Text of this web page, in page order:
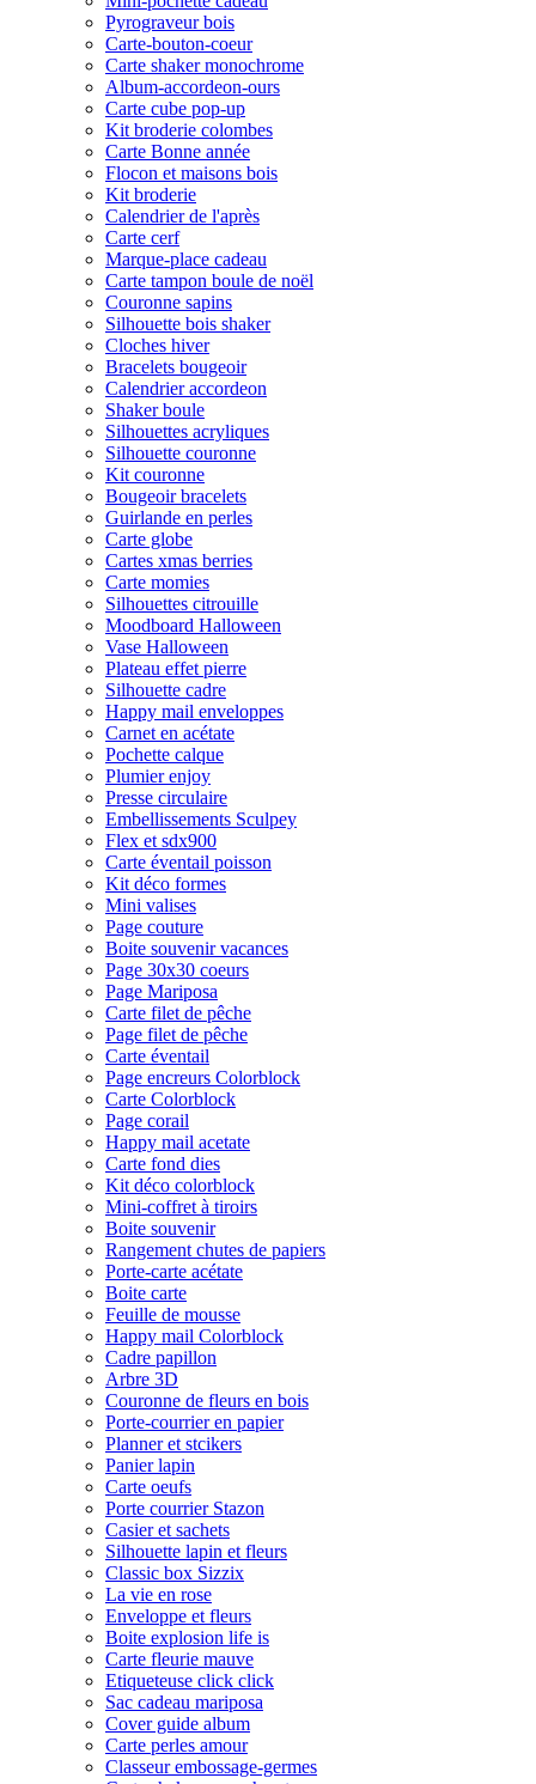
Pyrograveur bois
Carte-bouton-coeur
Carte shaker monochrome
Album-accordeon-ours
Carte cube pop-up
Kit broderie colombes
Carte Bonne année
Flocon et maisons bois
Kit broderie
Calendrier de l'après
Carte cerf
Marque-place cadeau
Carte tampon boule de noël
Couronne sapins
Silhouette bois shaker
Cloches hiver
Bracelets bougeoir
Calendrier accordeon
Shaker boule
Silhouettes acryliques
Silhouette couronne
Kit couronne
Bougeoir bracelets
Guirlande en perles
Carte globe
Cartes xmas berries
Carte momies
Silhouettes citrouille
Moodboard Halloween
Vase Halloween
Plateau effet pierre
Silhouette cadre
Happy mail enveloppes
Carnet en acétate
Pochette calque
Plumier enjoy
Presse circulaire
Embellissements Sculpey
Flex et sdx900
Carte éventail poisson
Kit déco formes
Mini valises
Page couture
Boite souvenir vacances
Page 30x30 coeurs
Page Mariposa
Carte filet de pêche
Page filet de pêche
Carte éventail
Page encreurs Colorblock
Carte Colorblock
Page corail
Happy mail acetate
Carte fond dies
Kit déco colorblock
Mini-coffret à tiroirs
Boite souvenir
Rangement chutes de papiers
Porte-carte acétate
Boite carte
Feuille de mousse
Happy mail Colorblock
Cadre papillon
Arbre 3D
Couronne de fleurs en bois
Porte-courrier en papier
Planner et stcikers
Panier lapin
Carte oeufs
Porte courrier Stazon
Casier et sachets
Silhouette lapin et fleurs
Classic box Sizzix
La vie en rose
Enveloppe et fleurs
Boite explosion life is
Carte fleurie mauve
Etiqueteuse click click
Sac cadeau mariposa
Cover guide album
Carte perles amour
Classeur embossage-germes